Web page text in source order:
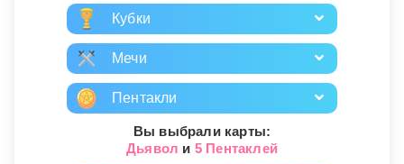
Кубки
Мечи
Пентакли
Вы выбрали карты:
Дьявол и 5 Пентаклей